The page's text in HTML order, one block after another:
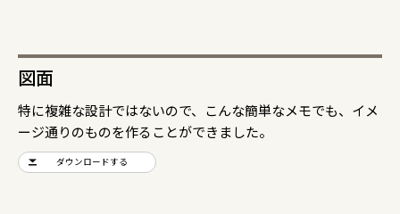
図面
特に複雑な設計ではないので、こんな簡単なメモでも、イメ
ージ通りのものを作ることができました。
ダウンロードする